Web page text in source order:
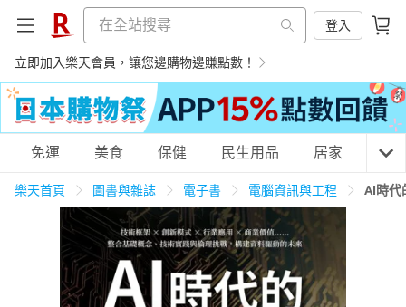
登入
立即加入樂天會員，讓您邊購物邊賺點數！
購物網分類
美食蛋糕 養生保健
免運 美食 保健 民生用品 居家 3C
樂天首頁 圖書與雜誌 電子書 電腦資訊與工程 AI時代